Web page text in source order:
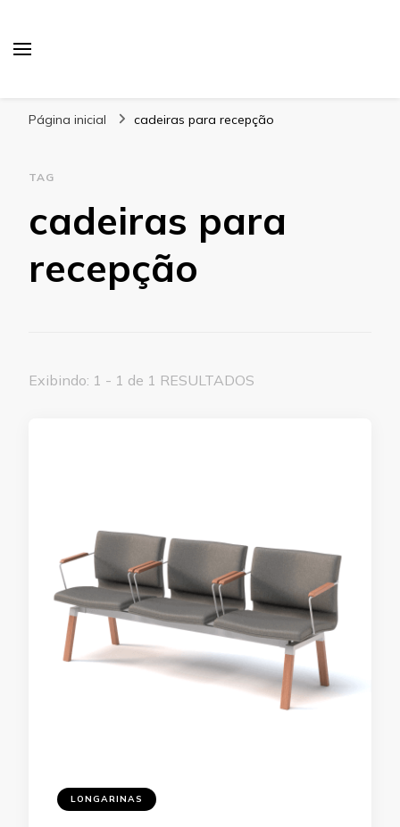
Página inicial cadeiras para recepção
TAG
cadeiras para
recepção
Exibindo: 1 - 1 de 1 RESULTADOS
LONGARINAS